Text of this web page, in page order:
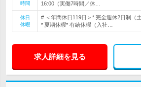
時間
16:00（実働7時間／休…
休日
休暇
# ＜年間休日119日＞* 完全週休2日制（
* 夏期休暇* 有給休暇（入社…
求人詳細を見る